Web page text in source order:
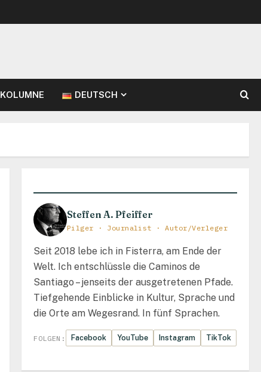
KOLUMNE DEUTSCH
Steffen A. Pfeiffer
Pilger · Journalist · Autor/Verleger
Seit 2018 lebe ich in Fisterra, am Ende der
Welt. Ich entschlüssle die Caminos de
Santiago – jenseits der ausgetretenen Pfade.
Tiefgehende Einblicke in Kultur, Sprache und
die Orte am Wegesrand. In fünf Sprachen.
FOLGEN: Facebook YouTube Instagram TikTok